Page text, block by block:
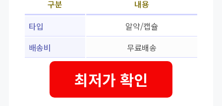
구분
내용
타입
알약/캡슐
배송비
무료배송
최저가 확인